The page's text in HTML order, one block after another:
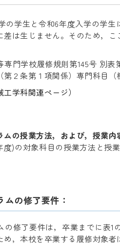
の学生と令和6年度入学の学
は生じません。そのため，こ
専門学校履修規則第145号 別
２条第１項関係）専門科目（
学科関連ページ）
ムの授業方法，および，授業内
度)の対象科目の授業方法と授
の修了要件：
の修了要件は，卒業までに表
，本校を卒業する履修対象